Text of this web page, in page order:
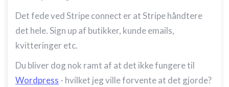
Det fede ved Stripe connect er at Stripe håndtere
det hele. Sign up af butikker, kunde emails,
kvitteringer etc.
Du bliver dog nok ramt af at det ikke fungere til
Wordpress - hvilket jeg ville forvente at det gjorde?